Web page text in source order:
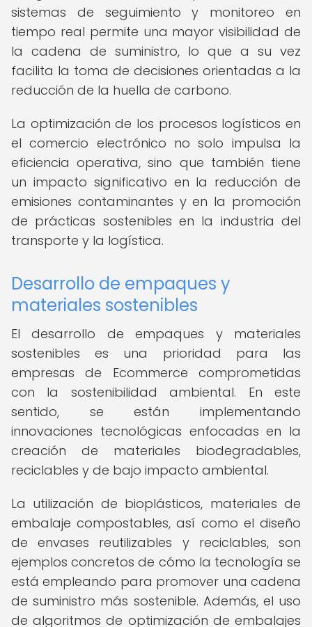
sistemas de seguimiento y monitoreo en
tiempo real permite una mayor visibilidad de
la cadena de suministro, lo que a su vez
facilita la toma de decisiones orientadas a la
reducción de la huella de carbono.
La optimización de los procesos logísticos en
el comercio electrónico no solo impulsa la
eficiencia operativa, sino que también tiene
un impacto significativo en la reducción de
emisiones contaminantes y en la promoción
de prácticas sostenibles en la industria del
transporte y la logística.
Desarrollo de empaques y
materiales sostenibles
El desarrollo de empaques y materiales
sostenibles es una prioridad para las
empresas de Ecommerce comprometidas
con la sostenibilidad ambiental. En este
sentido, se están implementando
innovaciones tecnológicas enfocadas en la
creación de materiales biodegradables,
reciclables y de bajo impacto ambiental.
La utilización de bioplásticos, materiales de
embalaje compostables, así como el diseño
de envases reutilizables y reciclables, son
ejemplos concretos de cómo la tecnología se
está empleando para promover una cadena
de suministro más sostenible. Además, el uso
de algoritmos de optimización de embalajes